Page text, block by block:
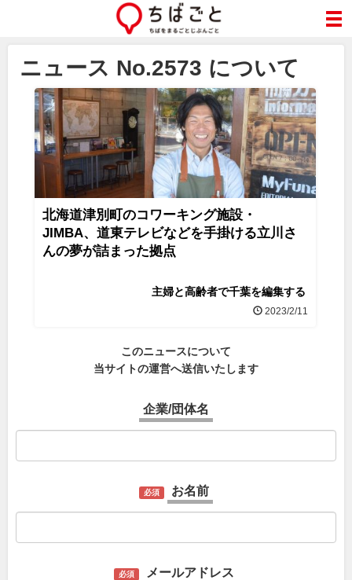
ニュース No.2573 について
北海道津別町のコワーキング施設・
JIMBA、道東テレビなどを手掛ける立川さ
んの夢が詰まった拠点
主婦と高齢者で千葉を編集する
2023/2/11
このニュースについて
当サイトの運営へ送信いたします
企業/団体名
必須 お名前
必須 メールアドレス